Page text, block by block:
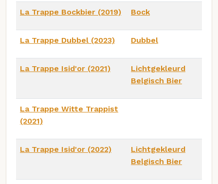
La Trappe Bockbier (2019) Bock
La Trappe Dubbel (2023) Dubbel
La Trappe Isid'or (2021)
Lichtgekleurd
Belgisch Bier
La Trappe Witte Trappist
(2021)
La Trappe Isid'or (2022)
Lichtgekleurd
Belgisch Bier